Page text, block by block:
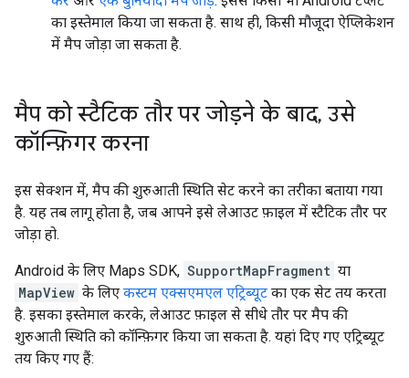
का इस्तेमाल किया जा सकता है. साथ ही, किसी मौजूदा ऐप्लिकेशन
में मैप जोड़ा जा सकता है.
मैप को स्टैटिक तौर पर जोड़ने के बाद, उसे
कॉन्फ़िगर करना
इस सेक्शन में, मैप की शुरुआती स्थिति सेट करने का तरीका बताया गया
है. यह तब लागू होता है, जब आपने इसे लेआउट फ़ाइल में स्टैटिक तौर पर
जोड़ा हो.
Android के लिए Maps SDK, SupportMapFragment या
MapView के लिए कस्टम एक्सएमएल एट्रिब्यूट का एक सेट तय करता
है. इसका इस्तेमाल करके, लेआउट फ़ाइल से सीधे तौर पर मैप की
शुरुआती स्थिति को कॉन्फ़िगर किया जा सकता है. यहां दिए गए एट्रिब्यूट
तय किए गए हैं: